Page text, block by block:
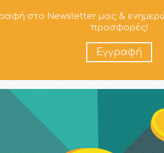
στο Newsletter μας &
προσφορές!
Εγγραφή